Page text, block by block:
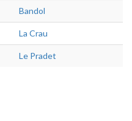
Bandol
La Crau
Le Pradet